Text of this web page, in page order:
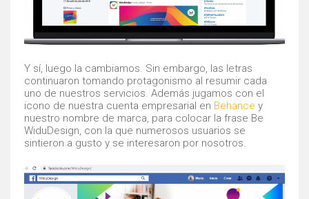
Y sí, luego la cambiamos. Sin embargo, las letras
continuaron tomando protagonismo al resumir cada
uno de nuestros servicios. Además jugamos con el
icono de nuestra cuenta empresarial en Behance y
nuestro nombre de marca, para colocar la frase Be
WiduDesign, con la que numerosos usuarios se
sintieron a gusto y se interesaron por nosotros.